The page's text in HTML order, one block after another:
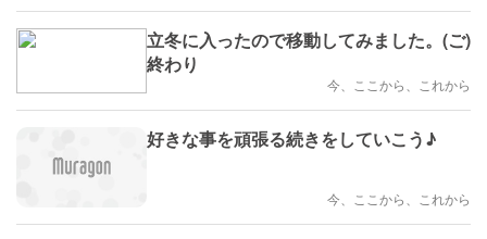
立冬に入ったので移動してみました。(ご)
終わり
今、ここから、これから
好きな事を頑張る続きをしていこう♪
今、ここから、これから